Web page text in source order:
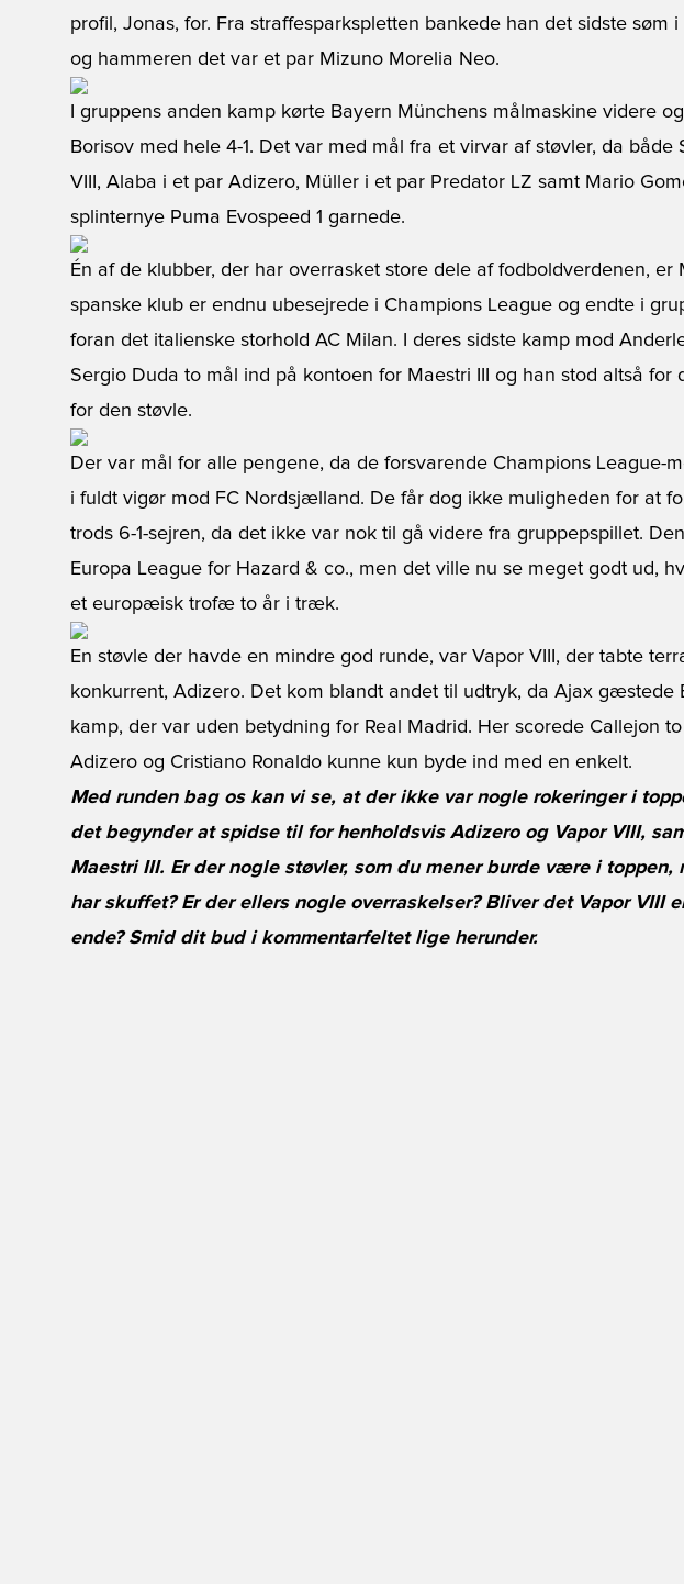
profil, Jonas, for. Fra straffesparkspletten bankede han det sidste søm
og hammeren det var et par Mizuno Morelia Neo.
I gruppens anden kamp kørte Bayern Münchens målmaskine videre
Borisov med hele 4-1. Det var med mål fra et virvar af støvler, da både
VIII, Alaba i et par Adizero, Müller i et par Predator LZ samt Mario
splinternye Puma Evospeed 1 garnede.
Én af de klubber, der har overrasket store dele af fodboldverdenen, er
spanske klub er endnu ubesejrede i Champions League og endte i
foran det italienske storhold AC Milan. I deres sidste kamp mod
Sergio Duda to mål ind på kontoen for Maestri III og han stod altså for
for den støvle.
Der var mål for alle pengene, da de forsvarende Champions League-
i fuldt vigør mod FC Nordsjælland. De får dog ikke muligheden for at
trods 6-1-sejren, da det ikke var nok til gå videre fra gruppepspillet.
Europa League for Hazard & co., men det ville nu se meget godt ud,
et europæisk trofæ to år i træk.
En støvle der havde en mindre god runde, var Vapor VIII, der tabte
konkurrent, Adizero. Det kom blandt andet til udtryk, da Ajax gæstede
kamp, der var uden betydning for Real Madrid. Her scorede Callejon
Adizero og Cristiano Ronaldo kunne kun byde ind med en enkelt.
Med runden bag os kan vi se, at der ikke var nogle rokeringer i
det begynder at spidse til for henholdsvis Adizero og Vapor VIII,
Maestri III. Er der nogle støvler, som du mener burde være i toppen,
har skuffet? Er der ellers nogle overraskelser? Bliver det Vapor VIII
ende? Smid dit bud i kommentarfeltet lige herunder.